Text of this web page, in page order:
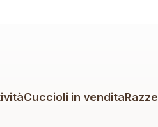
Cuccioli in venditaRazze